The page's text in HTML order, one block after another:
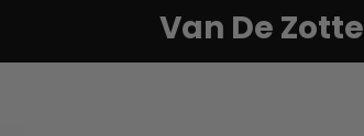
Van De Zotte